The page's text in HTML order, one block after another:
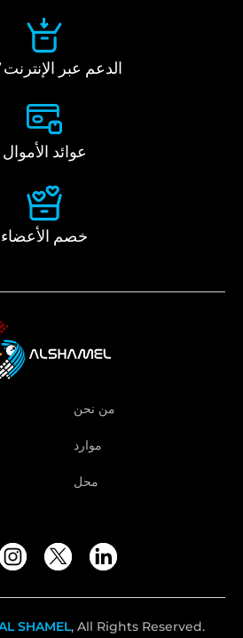
الدعم عبر الإنترنت 24/7
عوائد الأموال
خصم الأعضاء
من نحن
موارد
محل
SHAMEL, All Rights Reserved.